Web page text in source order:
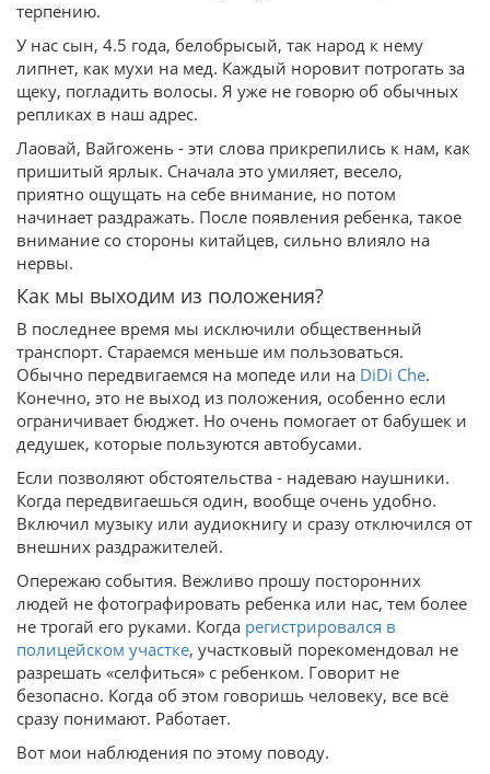
терпению.
У нас сын, 4.5 года, белобрысый, так народ к нему
липнет, как мухи на мед. Каждый норовит потрогать за
щеку, погладить волосы. Я уже не говорю об обычных
репликах в наш адрес.
Лаовай, Вайгожень - эти слова прикрепились к нам, как
пришитый ярлык. Сначала это умиляет, весело,
приятно ощущать на себе внимание, но потом
начинает раздражать. После появления ребенка, такое
внимание со стороны китайцев, сильно влияло на
нервы.
Как мы выходим из положения?
В последнее время мы исключили общественный
транспорт. Стараемся меньше им пользоваться.
Обычно передвигаемся на мопеде или на DiDi Che.
Конечно, это не выход из положения, особенно если
ограничивает бюджет. Но очень помогает от бабушек и
дедушек, которые пользуются автобусами.
Если позволяют обстоятельства - надеваю наушники.
Когда передвигаешься один, вообще очень удобно.
Включил музыку или аудиокнигу и сразу отключился от
внешних раздражителей.
Опережаю события. Вежливо прошу посторонних
людей не фотографировать ребенка или нас, тем более
не трогай его руками. Когда регистрировался в
полицейском участке, участковый порекомендовал не
разрешать «селфиться» с ребенком. Говорит не
безопасно. Когда об этом говоришь человеку, все всё
сразу понимают. Работает.
Вот мои наблюдения по этому поводу.